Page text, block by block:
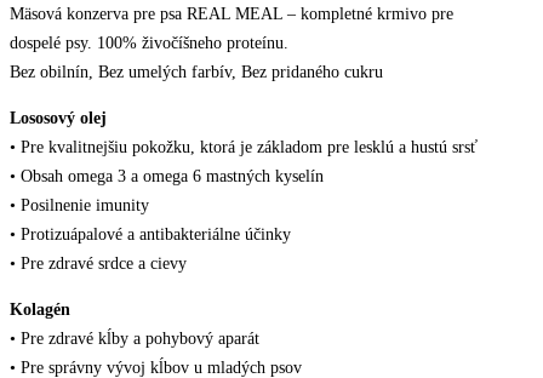
Mäsová konzerva pre psa REAL MEAL – kompletné krmivo pre
dospelé psy. 100% živočíšneho proteínu.
Bez obilnín, Bez umelých farbív, Bez pridaného cukru
Lososový olej
• Pre kvalitnejšiu pokožku, ktorá je základom pre lesklú a hustú srsť
• Obsah omega 3 a omega 6 mastných kyselín
• Posilnenie imunity
• Protizuápalové a antibakteriálne účinky
• Pre zdravé srdce a cievy
Kolagén
• Pre zdravé kĺby a pohybový aparát
• Pre správny vývoj kĺbov u mladých psov